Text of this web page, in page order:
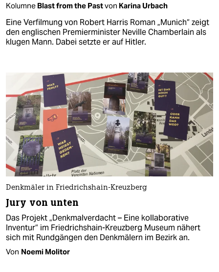
Kolumne Blast from the Pastvon Karina Urbach
Eine Verfilmung von Robert Harris Roman „Munich“ zeigt
den englischen Premierminister Neville Chamberlain als
klugen Mann. Dabei setzte er auf Hitler.
Denkmäler in Friedrichshain-Kreuzberg
Jury von unten
Das Projekt „Denkmalverdacht – Eine kollaborative
Inventur“ im Friedrichshain-Kreuzberg Museum nähert
sich mit Rundgängen den Denkmälern im Bezirk an.
Von Noemi Molitor